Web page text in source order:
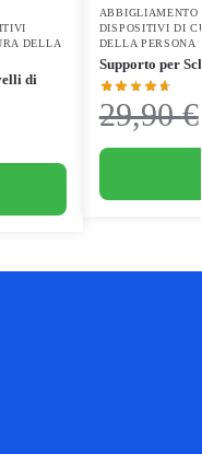
DELLA
di
ABBIGLIAMENTO
DISPOSITIVI DI
DELLA PERSONA
Supporto per
29,90€